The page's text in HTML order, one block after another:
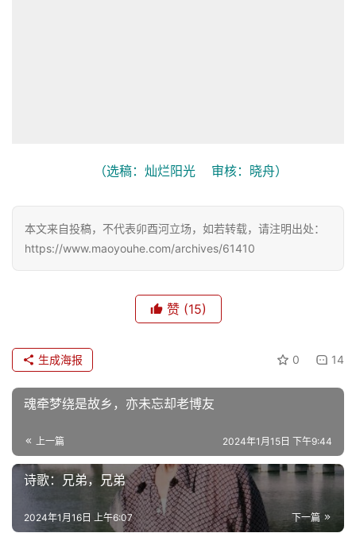
（选稿：灿烂阳光    审核：晓舟）
本文来自投稿，不代表卯酉河立场，如若转载，请注明出处：
https://www.maoyouhe.com/archives/61410
赞 (15)
0 14
生成海报
魂牵梦绕是故乡，亦未忘却老博友
上一篇 2024年1月15日 下午9:44
诗歌：兄弟，兄弟
下一篇
2024年1月16日 上午6:07